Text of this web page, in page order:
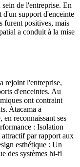
de l'entreprise. En
d'un support d'enceinte
furent positives, mais
a conduit à la mise
rejoint l'entreprise,
d'enceintes. Au
ont contraint
Atacama a
reconnaissant ses
: Isolation
par rapport aux
esthétique : Un
des systèmes hi-fi